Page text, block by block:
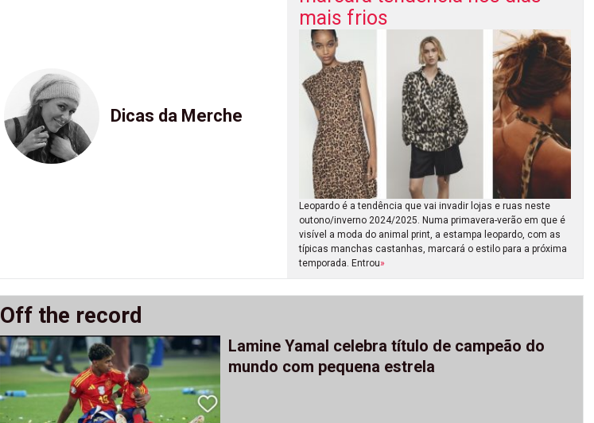
Dicas da Merche
mais frios
Leopardo é a tendência que vai invadir lojas e ruas neste
outono/inverno 2024/2025. Numa primavera-verão em que é
visível a moda do animal print, a estampa leopardo, com as
típicas manchas castanhas, marcará o estilo para a próxima
temporada. Entrou»
Off the record
Lamine Yamal celebra título de campeão do
mundo com pequena estrela